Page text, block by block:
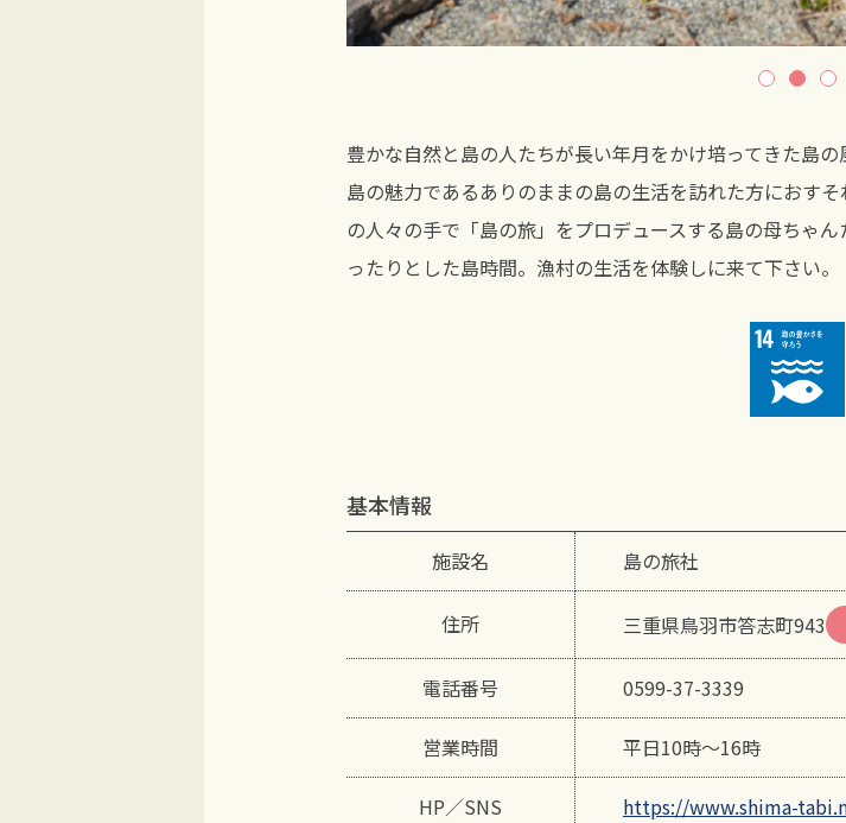
豊かな自然と島の人たちが長い年月をかけ培ってきた島
島の魅力であるありのままの島の生活を訪れた方におす
の人々の手で「島の旅」をプロデュースする島の母ちゃ
ったりとした島時間。漁村の生活を体験しに来て下さい。
基本情報
施設名 島の旅社
住所 三重県鳥羽市答志町943
電話番号 0599-37-3339
営業時間 平日10時～16時
HP／SNS https://www.shima-